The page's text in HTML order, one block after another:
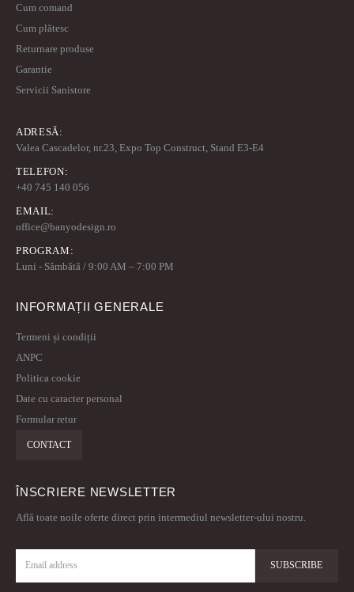
Cum comand
Cum plătesc
Returnare produse
Garantie
Servicii Sanistore
ADRESĂ:
Valea Cascadelor, nr.23, Expo Top Construct, Stand E3-E4
TELEFON:
+40 745 140 056
EMAIL:
office@banyodesign.ro
PROGRAM:
Luni - Sâmbătă / 9:00 AM – 7:00 PM
INFORMAȚII GENERALE
Termeni și condiții
ANPC
Politica cookie
Date cu caracter personal
Formular retur
CONTACT
ÎNSCRIERE NEWSLETTER
Află toate noile oferte direct prin intermediul newsletter-ului nostru.